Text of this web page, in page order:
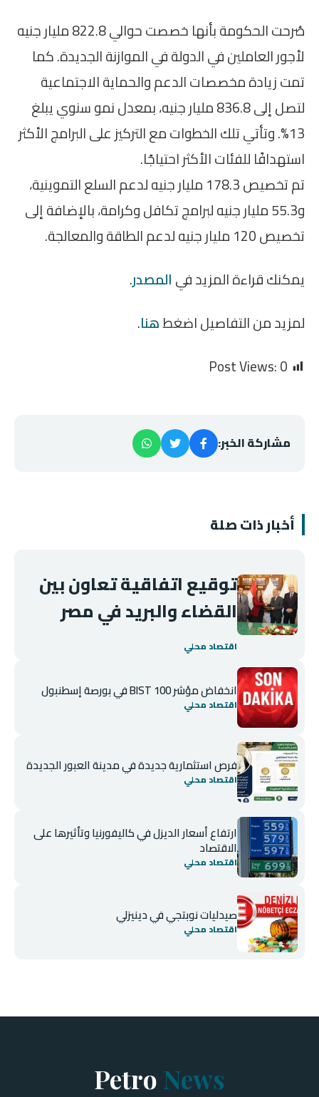
صُرحت الحكومة بأنها خصصت حوالي 822.8 مليار جنيه
لأجور العاملين في الدولة في الموازنة الجديدة. كما
تمت زيادة مخصصات الدعم والحماية الاجتماعية
لتصل إلى 836.8 مليار جنيه، بمعدل نمو سنوي يبلغ
13%. وتأتي تلك الخطوات مع التركيز على البرامج الأكثر
استهدافًا للفئات الأكثر احتياجًا.
تم تخصيص 178.3 مليار جنيه لدعم السلع التموينية،
و55.3 مليار جنيه لبرامج تكافل وكرامة، بالإضافة إلى
تخصيص 120 مليار جنيه لدعم الطاقة والمعالجة.
يمكنك قراءة المزيد فيالمصدر.
لمزيد من التفاصيل اضغطهنا.
Post Views:0
مشاركة الخبر:
أخبار ذات صلة
توقيع اتفاقية تعاون بين
القضاء والبريد في مصر
اقتصاد محلي
انخفاض مؤشر BIST 100 في بورصة إسطنبول
اقتصاد محلي
فرص استثمارية جديدة في مدينة العبور الجديدة
اقتصاد محلي
ارتفاع أسعار الديزل في كاليفورنيا وتأثيرها على
الاقتصاد
اقتصاد محلي
صيدليات نوبتجي في دينيزلي
اقتصاد محلي
Petro News